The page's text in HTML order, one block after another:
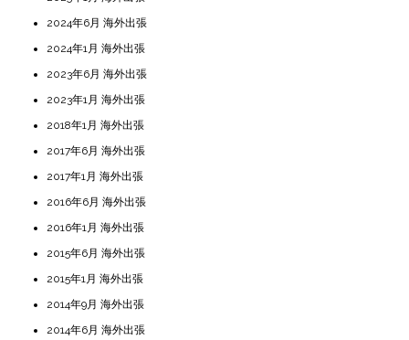
2024年6月 海外出張
2024年1月 海外出張
2023年6月 海外出張
2023年1月 海外出張
2018年1月 海外出張
2017年6月 海外出張
2017年1月 海外出張
2016年6月 海外出張
2016年1月 海外出張
2015年6月 海外出張
2015年1月 海外出張
2014年9月 海外出張
2014年6月 海外出張